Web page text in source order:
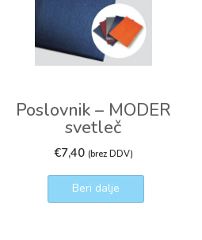
Poslovnik – MODER
svetleč
€7,40 (brez DDV)
Beri dalje